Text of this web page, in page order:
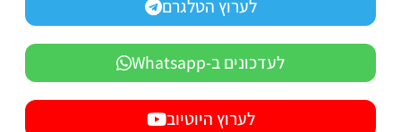
לערוץ הטלגרם
לעדכונים ב-Whatsapp
לערוץ היוטיוב